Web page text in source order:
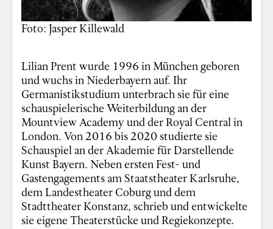
Foto: Jasper Killewald
Lilian Prent wurde 1996 in München geboren
und wuchs in Niederbayern auf. Ihr
Germanistikstudium unterbrach sie für eine
schauspielerische Weiterbildung an der
Mountview Academy und der Royal Central in
London. Von 2016 bis 2020 studierte sie
Schauspiel an der Akademie für Darstellende
Kunst Bayern. Neben ersten Fest- und
Gastengagements am Staatstheater Karlsruhe,
dem Landestheater Coburg und dem
Stadttheater Konstanz, schrieb und entwickelte
sie eigene Theaterstücke und Regiekonzepte.